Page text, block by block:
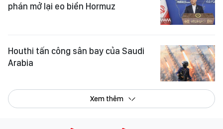
phán mở lại eo biển Hormuz
Houthi tấn công sân bay của Saudi
Arabia
Xem thêm